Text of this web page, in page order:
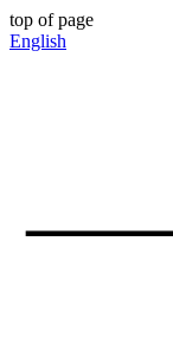
top of page
English